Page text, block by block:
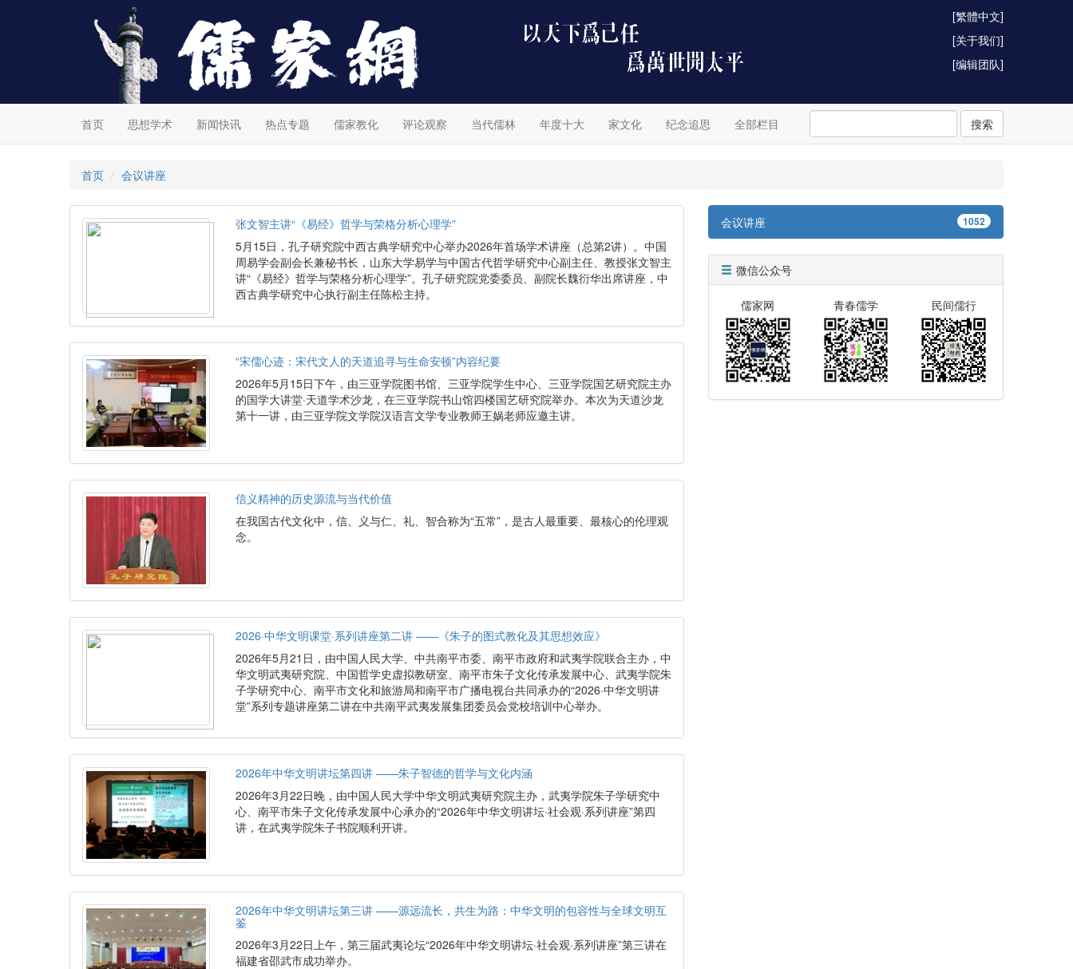
[繁體中文]
[关于我们]
[编辑团队]
首页 思想学术 新闻快讯 热点专题 儒家教化 评论观察 当代儒林 年度十大 家文化 纪念追思 全部栏目 搜索
首页 会议讲座
张文智主讲“《易经》哲学与荣格分析心理学”
5月15日，孔子研究院中西古典学研究中心举办2026年首场学术讲座（总第2讲）。中国
周易学会副会长兼秘书长，山东大学易学与中国古代哲学研究中心副主任、教授张文智主
讲“《易经》哲学与荣格分析心理学”。孔子研究院党委委员、副院长魏衍华出席讲座，中
西古典学研究中心执行副主任陈松主持。
“宋儒心迹：宋代文人的天道追寻与生命安顿”内容纪要
2026年5月15日下午，由三亚学院图书馆、三亚学院学生中心、三亚学院国艺研究院主办
的国学大讲堂·天道学术沙龙，在三亚学院书山馆四楼国艺研究院举办。本次为天道沙龙
第十一讲，由三亚学院文学院汉语言文学专业教师王娲老师应邀主讲。
信义精神的历史源流与当代价值
在我国古代文化中，信、义与仁、礼、智合称为“五常”，是古人最重要、最核心的伦理观
念。
2026·中华文明课堂·系列讲座第二讲 ——《朱子的图式教化及其思想效应》
2026年5月21日，由中国人民大学、中共南平市委、南平市政府和武夷学院联合主办，中
华文明武夷研究院、中国哲学史虚拟教研室、南平市朱子文化传承发展中心、武夷学院朱
子学研究中心、南平市文化和旅游局和南平市广播电视台共同承办的“2026·中华文明讲
堂”系列专题讲座第二讲在中共南平武夷发展集团委员会党校培训中心举办。
2026年中华文明讲坛第四讲 ——朱子智德的哲学与文化内涵
2026年3月22日晚，由中国人民大学中华文明武夷研究院主办，武夷学院朱子学研究中
心、南平市朱子文化传承发展中心承办的“2026年中华文明讲坛·社会观·系列讲座”第四
讲，在武夷学院朱子书院顺利开讲。
2026年中华文明讲坛第三讲 ——源远流长，共生为路：中华文明的包容性与全球文明互
鉴
2026年3月22日上午，第三届武夷论坛“2026年中华文明讲坛·社会观·系列讲座”第三讲在
福建省邵武市成功举办。
1052
会议讲座
微信公众号
儒家网 青春儒学 民间儒行